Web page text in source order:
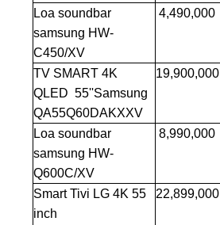
Loa soundbar
samsung HW-
C450/XV
4,490,000
TV SMART 4K
QLED 55''Samsung
QA55Q60DAKXXV
19,900,000
Loa soundbar
samsung HW-
Q600C/XV
8,990,000
Smart Tivi LG 4K 55
inch
22,899,000